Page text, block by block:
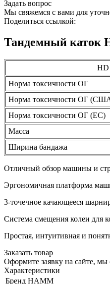
Задать вопрос
Мы свяжемся с вами для
Поделиться ссылкой:
Тандемный каток
HD
Норма токсичности ОГ
Норма токсичности ОГ
Норма токсичности ОГ (ЕС)
Масса
Ширина бандажа
Отличный обзор машины и
Эргономичная платформа
3-точечное качающееся
Система смещения колеи для
Простая, интуитивная и
Заказать товар
Оформите заявку на сайте,
Характеристики
Бренд HAMM